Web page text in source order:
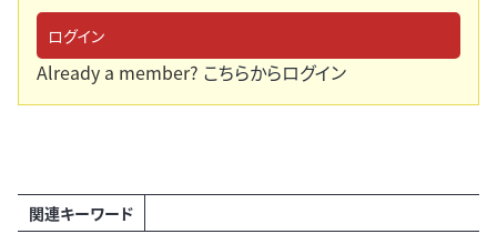
ログイン
Already a member? こちらからログイン
関連キーワード